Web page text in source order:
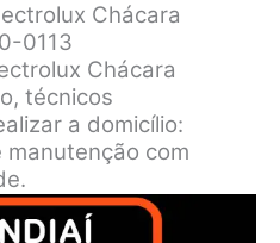
Chácara
0113
Chácara
técnicos
a domicílio:
com